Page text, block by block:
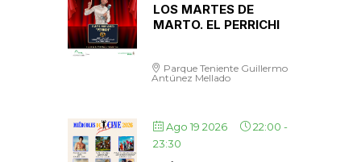
LOS MARTES DE
MARTO. EL PERRICHI
Parque Teniente Guillermo
Antúnez Mellado
Ago 19 2026 22:00 -
23:30